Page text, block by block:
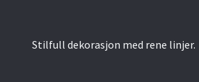
Stilfull dekorasjon med rene linjer.